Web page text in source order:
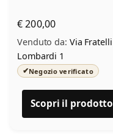
€ 200,00
Venduto da: Via Fratelli
Lombardi 1
✔Negozio verificato
Scopri il prodotto